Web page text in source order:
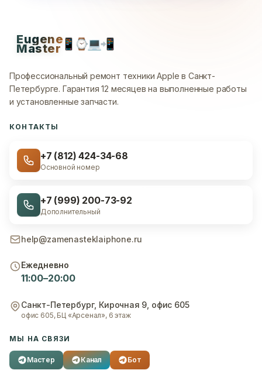
Eugene
Master📱 ⌚💻📲
Профессиональный ремонт техники Apple в Санкт-
Петербурге. Гарантия 12 месяцев на выполненные работы
и установленные запчасти.
КОНТАКТЫ
+7 (812) 424-34-68
Основной номер
+7 (999) 200-73-92
Дополнительный
help@zamenasteklaiphone.ru
Ежедневно
11:00–20:00
Санкт-Петербург, Кирочная 9, офис 605
офис 605, БЦ «Арсенал», 6 этаж
МЫ НА СВЯЗИ
Мастер Канал Бот